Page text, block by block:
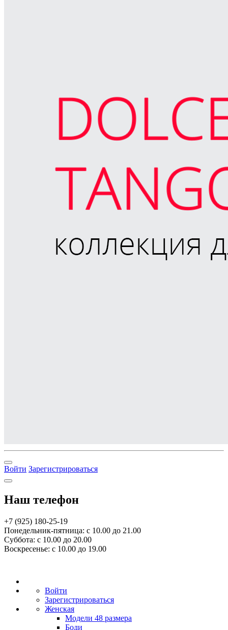
Войти Зарегистрироваться
Наш телефон
+7 (925) 180-25-19
Понедельник-пятница: с 10.00 до 21.00
Суббота: с 10.00 до 20.00
Воскресенье: с 10.00 до 19.00
Войти
Зарегистрироваться
Женская
Модели 48 размера
Боди